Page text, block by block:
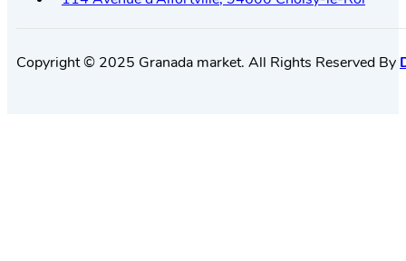
Copyright © 2025 Granada market. All Rights Reserved By